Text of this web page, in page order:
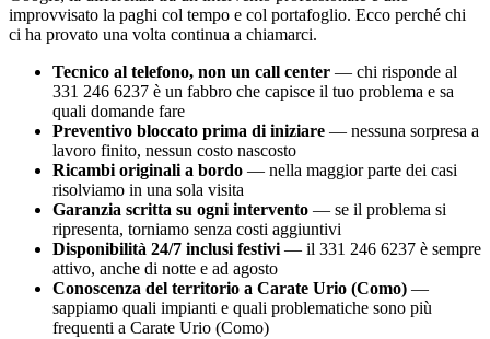
improvvisato la paghi col tempo e col portafoglio. Ecco perché chi
ci ha provato una volta continua a chiamarci.
Tecnico al telefono, non un call center — chi risponde al
331 246 6237 è un fabbro che capisce il tuo problema e sa
quali domande fare
Preventivo bloccato prima di iniziare — nessuna sorpresa a
lavoro finito, nessun costo nascosto
Ricambi originali a bordo — nella maggior parte dei casi
risolviamo in una sola visita
Garanzia scritta su ogni intervento — se il problema si
ripresenta, torniamo senza costi aggiuntivi
Disponibilità 24/7 inclusi festivi — il 331 246 6237 è sempre
attivo, anche di notte e ad agosto
Conoscenza del territorio a Carate Urio (Como) —
sappiamo quali impianti e quali problematiche sono più
frequenti a Carate Urio (Como)